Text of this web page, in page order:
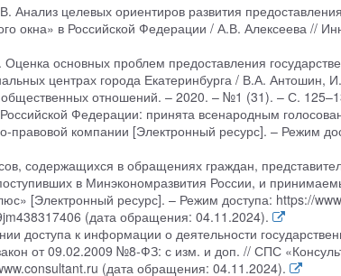
Анализ целевых ориентиров развития
окна» в Российской Федерации / А.В. Алексеева //
основных проблем предоставления
центрах города Екатеринбурга / В.А. Антошин,
общественных отношений. – 2020. – №1 (31). – С.
Федерации: принята всенародным
правовой компании [Электронный ресурс]. – Режим
содержащихся в обращениях граждан,
в Минэкономразвития России, и
[Электронный ресурс]. – Режим доступа: https://
(дата обращения: 04.11.2024).
доступа к информации о деятельности
от 09.02.2009 №8-ФЗ: с изм. и доп. // СПС
(дата обращения: 04.11.2024).